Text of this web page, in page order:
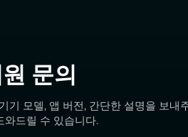
문의
기 모델, 앱 버전, 간단한 설명을 보내
와드릴 수 있습니다.